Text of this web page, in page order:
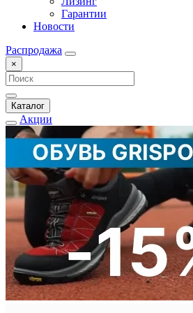
Гарантии
Новости
Распродажа
×
Каталог
Акции